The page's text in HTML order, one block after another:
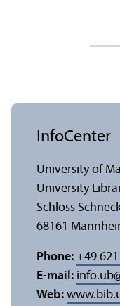
InfoCenter
University of
University
Schloss
68161
Phone: +49
E-mail: info.ub
Web: